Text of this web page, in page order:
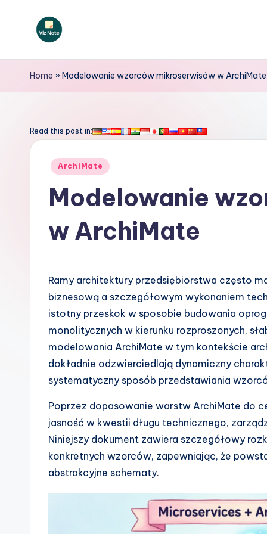
V
iz
o
A
si
Home »Modelowanie wzorców mikroserwisów w ArchiMate
Read this post in:
Posted
ArchiMate
Modelowanie
w ArchiMate
Ramy architektury przedsiębiorstwa często
biznesową a szczegółowym wykonaniem
istotny przeskok w sposobie budowania
monolitycznych w kierunku rozproszonych,
modelowania ArchiMate w tym kontekście
dokładnie odzwierciedlają dynamiczny
systematyczny sposób przedstawiania
Poprzez dopasowanie warstw ArchiMate do
jasność w kwestii długu technicznego,
Niniejszy dokument zawiera szczegółowy
konkretnych wzorców, zapewniając, że
abstrakcyjne schematy.